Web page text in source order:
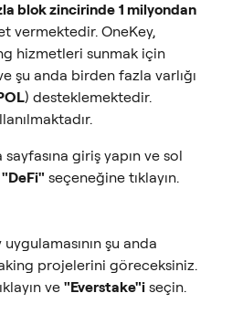
blok zincirinde 1 milyondan
vermektedir. OneKey,
hizmetleri sunmak için
şu anda birden fazla varlığı
) desteklemektedir.
giriş yapın ve sol
"DeFi" seçeneğine tıklayın.
şu anda
projelerini göreceksiniz.
ve "Everstake"i seçin.